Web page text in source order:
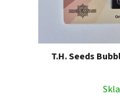
T.H. Seeds